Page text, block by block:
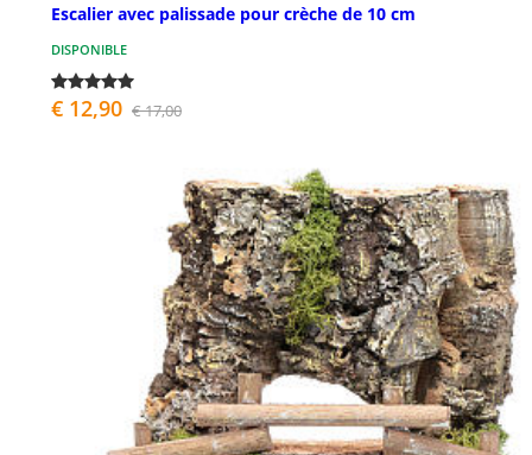
Escalier avec palissade pour crèche de 10 cm
DISPONIBLE
€ 12,90 € 17,00